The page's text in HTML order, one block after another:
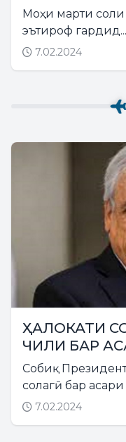
Моҳи марти
эътироф
7.02.2024
ҲАЛОКАТИ
ЧИЛИ БАР
Собиқ
солагӣ бар асари
7.02.2024